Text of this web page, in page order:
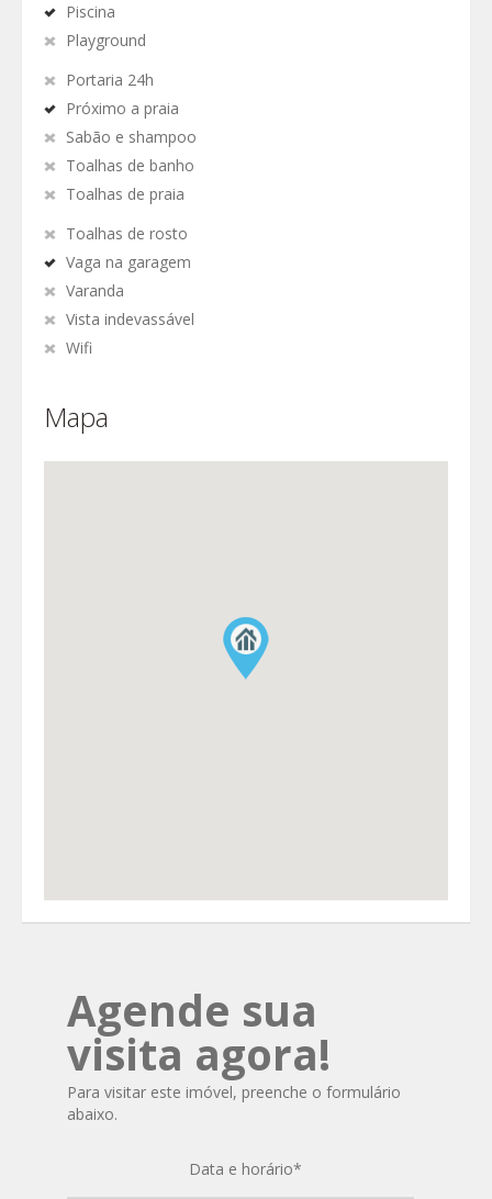
Piscina
Playground
Portaria 24h
Próximo a praia
Sabão e shampoo
Toalhas de banho
Toalhas de praia
Toalhas de rosto
Vaga na garagem
Varanda
Vista indevassável
Wifi
Mapa
Agende sua
visita agora!
Para visitar este imóvel, preenche o formulário
abaixo.
Data e horário*